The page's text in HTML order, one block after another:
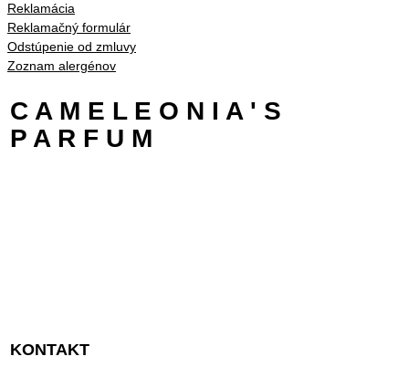
Reklamácia
Reklamačný formulár
Odstúpenie od zmluvy
Zoznam alergénov
C A M E L E O N I A ' S
P A R F U M
KONTAKT